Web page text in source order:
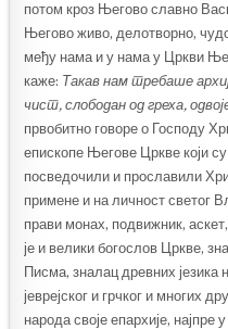
потом кроз Његово славно
Његово живо, делотворно,
међу нама и у нама у Цркви
каже: Такав нам требаше
чист, слободан од греха,
првобитно говоре о Господу
епископе Његове Цркве који
посведочили и прославили
примене и на личност светог
прави монах, подвижник,
је и велики богослов Цркве,
Писма, зналац древних језика
јеврејског и грчког и многих
народа своје епархије, најпре